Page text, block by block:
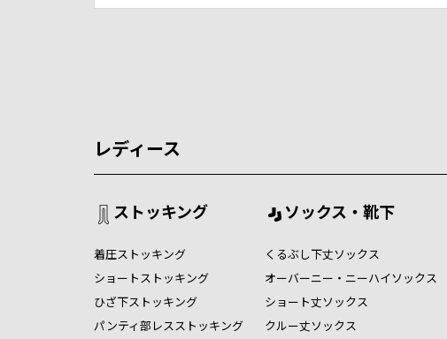
レディース
ストッキング
着圧ストッキング
ショートストッキング
ひざ下ストッキング
パンティ部レスストッキング
ソックス・靴下
くるぶし下丈ソックス
オーバーニー・ニーハイソックス
ショート丈ソックス
クルー丈ソックス